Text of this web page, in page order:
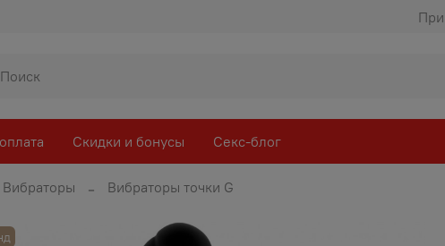
Скидки и бонусы Секс-блог
Вибраторы Вибраторы точки G